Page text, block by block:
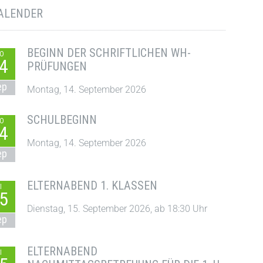
BEGINN DER SCHRIFTLICHEN WH-
PRÜFUNGEN
Montag, 14. September 2026
SCHULBEGINN
Montag, 14. September 2026
ELTERNABEND 1. KLASSEN
Dienstag, 15. September 2026, ab 18:30 Uhr
ELTERNABEND